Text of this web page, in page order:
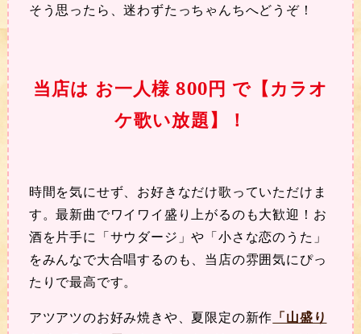
そう思ったら、迷わずたっちゃんちへどうぞ！
当店は お一人様 800円 で【カラオ
ケ歌い放題】！
時間を気にせず、お好きなだけ歌っていただけま
す。最新曲でワイワイ盛り上がるのも大歓迎！お
酒を片手に「サウダージ」や「小さな恋のうた」
をみんなで大合唱するのも、当店の雰囲気にぴっ
たりで最高です。
アツアツのお好み焼きや、夏限定の新作 「山盛り